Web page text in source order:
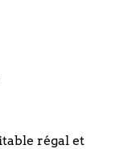
régal et